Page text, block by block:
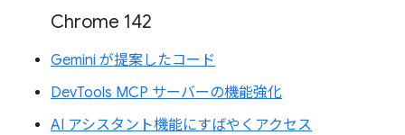
Chrome 142
Gemini が提案したコード
DevTools MCP サーバーの機能強化
AI アシスタント機能にすばやくアクセス